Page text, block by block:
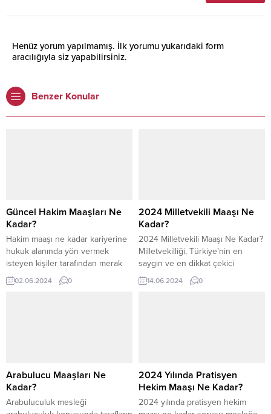
Henüz yorum yapılmamış. İlk yorumu yukarıdaki form
aracılığıyla siz yapabilirsiniz.
Benzer Konular
Güncel Hakim Maaşları Ne
Kadar?
Hakim maaşı ne kadar kariyerine
hukuk alanında yön vermek
isteyen kişiler tarafından merak
edilen bir konudur. 2024
senesinde maaşlar değiştiği için
düşük Ortalama En yüksek...
02.06.2024 0
2024 Milletvekili Maaşı Ne
Kadar?
2024 Milletvekili Maaşı Ne Kadar?
Milletvekilliği, Türkiye’nin en
saygın ve en dikkat çekici
meslekleri arasındadır.
Milletvekillerinin toplumda kabul
tarafından her yıl belirlenmektedir.
Milletvekillerinin maaşları, diğer...
14.06.2024 0
Arabulucu Maaşları Ne
Kadar?
Arabuluculuk mesleği
2024 Yılında Pratisyen
Hekim Maaşı Ne Kadar?
2024 yılında pratisyen hekim